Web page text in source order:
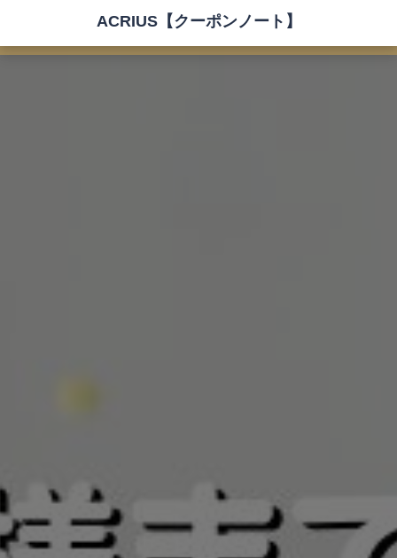
ACRIUS【クーポンノート】